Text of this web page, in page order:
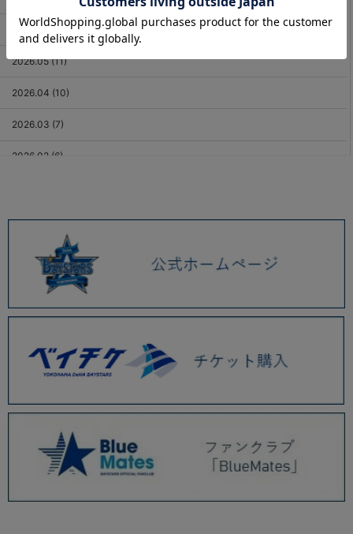
2026.06 (12)
2026.05 (11)
2026.04 (10)
2026.03 (7)
2026.02 (6)
2025.12 (3)
2025.11 (6)
2025.10 (5)
2025.09 (5)
2025.08 (6)
2025.07 (6)
2025.05 (9)
2025.04 (9)
2025.03 (9)